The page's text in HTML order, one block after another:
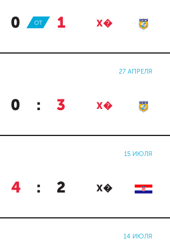
0 : 1 Х�
ОТ
27 АПРЕЛЯ
0 : 3 Х�
15 ИЮЛЯ
4 : 2 Х�
14 ИЮЛЯ